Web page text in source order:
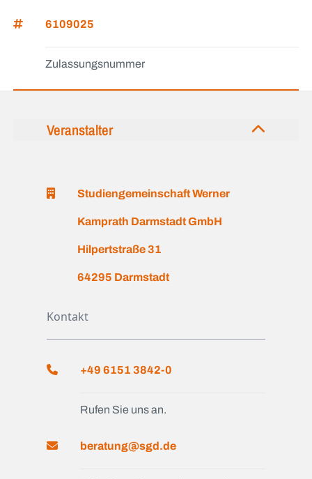
6109025
Zulassungsnummer
Veranstalter
Studiengemeinschaft Werner
Kamprath Darmstadt GmbH
Hilpertstraße 31
64295 Darmstadt
Kontakt
+49 6151 3842-0
Rufen Sie uns an.
beratung@sgd.de